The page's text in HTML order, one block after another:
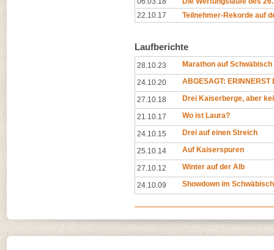
22.10.17
Teilnehmer-Rekorde auf
Laufberichte
28.10.23 Marathon auf Schwäbisch
24.10.20 ABGESAGT: ERINNERST
27.10.18 Drei Kaiserberge, aber
21.10.17 Wo ist Laura?
24.10.15 Drei auf einen Streich
25.10.14 Auf Kaiserspuren
27.10.12 Winter auf der Alb
24.10.09 Showdown im